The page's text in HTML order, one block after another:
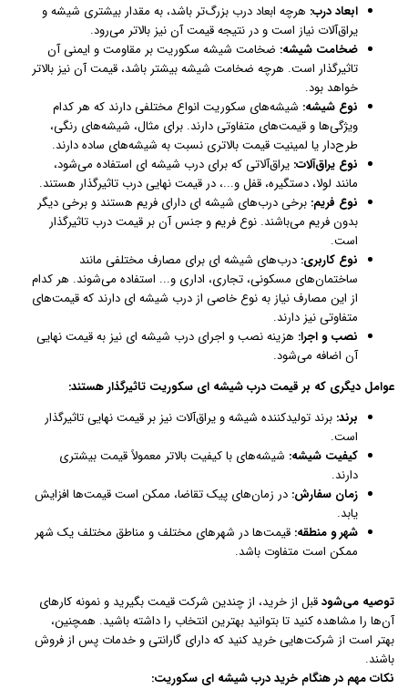
ابعاد درب: هرچه ابعاد درب بزرگ‌تر باشد، به مقدار بیشتری شیشه و
یراق‌آلات نیاز است و در نتیجه قیمت آن نیز بالاتر می‌رود.
ضخامت شیشه: ضخامت شیشه سکوریت بر مقاومت و ایمنی آن
تاثیرگذار است. هرچه ضخامت شیشه بیشتر باشد، قیمت آن نیز بالاتر
خواهد بود.
نوع شیشه: شیشه‌های سکوریت انواع مختلفی دارند که هر کدام
ویژگی‌ها و قیمت‌های متفاوتی دارند. برای مثال، شیشه‌های رنگی،
طرح‌دار یا لمینیت قیمت بالاتری نسبت به شیشه‌های ساده دارند.
نوع یراق‌آلات: یراق‌آلاتی که برای درب شیشه ای استفاده می‌شود،
مانند لولا، دستگیره، قفل و...، در قیمت نهایی درب تاثیرگذار هستند.
نوع فریم: برخی درب‌های شیشه ای دارای فریم هستند و برخی دیگر
بدون فریم می‌باشند. نوع فریم و جنس آن بر قیمت درب تاثیرگذار
است.
نوع کاربری: درب‌های شیشه ای برای مصارف مختلفی مانند
ساختمان‌های مسکونی، تجاری، اداری و... استفاده می‌شوند. هر کدام
از این مصارف نیاز به نوع خاصی از درب شیشه ای دارند که قیمت‌های
متفاوتی نیز دارند.
نصب و اجرا: هزینه نصب و اجرای درب شیشه ای نیز به قیمت نهایی
آن اضافه می‌شود.
عوامل دیگری که بر قیمت درب شیشه ای سکوریت تاثیرگذار هستند:
برند: برند تولیدکننده شیشه و یراق‌آلات نیز بر قیمت نهایی تاثیرگذار
است.
کیفیت شیشه: شیشه‌های با کیفیت بالاتر معمولاً قیمت بیشتری
دارند.
زمان سفارش: در زمان‌های پیک تقاضا، ممکن است قیمت‌ها افزایش
یابد.
شهر و منطقه: قیمت‌ها در شهرهای مختلف و مناطق مختلف یک شهر
ممکن است متفاوت باشد.
توصیه می‌شودقبل از خرید، از چندین شرکت قیمت بگیرید و نمونه کارهای
آن‌ها را مشاهده کنید تا بتوانید بهترین انتخاب را داشته باشید. همچنین،
بهتر است از شرکت‌هایی خرید کنید که دارای گارانتی و خدمات پس از فروش
باشند.
نکات مهم در هنگام خرید درب شیشه ای سکوریت: